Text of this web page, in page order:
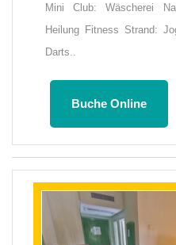
Mini Club: Wäscherei
Heilung Fitness Strand:
Darts..
Buche Online